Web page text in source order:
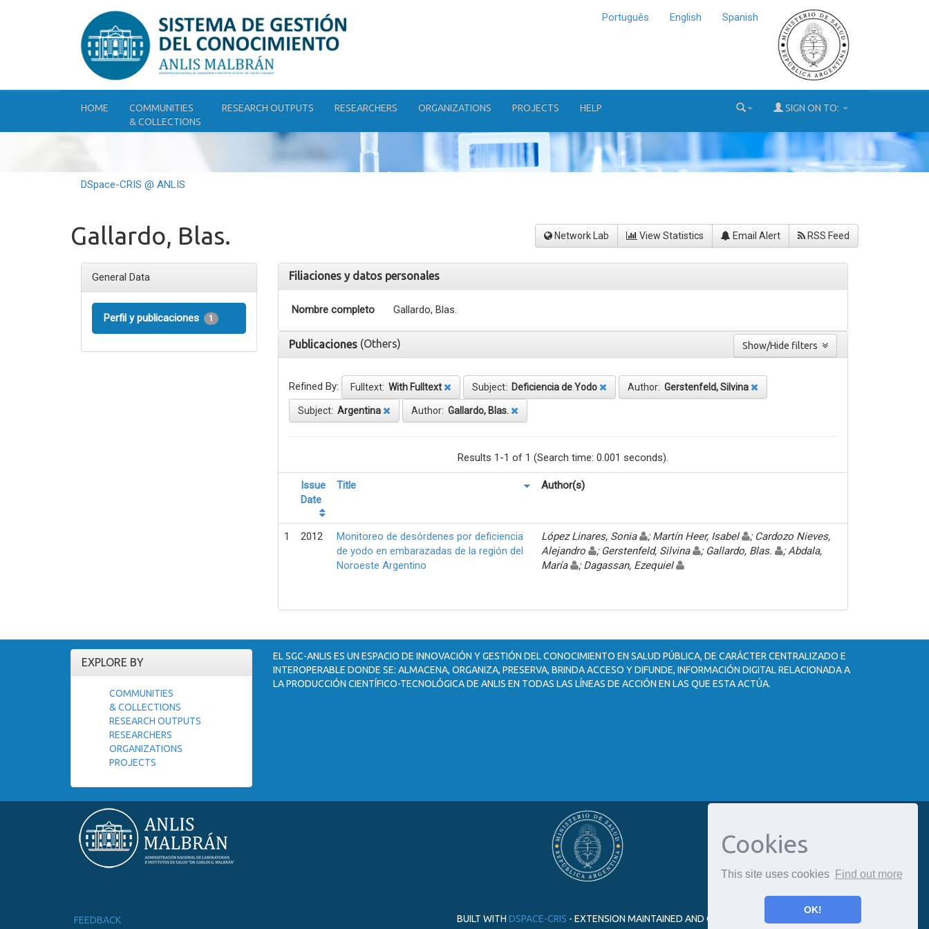
Cookies
This site uses cookies Find out more
OK!
Português English Spanish
HOME
COMMUNITIES
& COLLECTIONS
RESEARCH OUTPUTS RESEARCHERS ORGANIZATIONS PROJECTS HELP SIGN ON TO:
DSpace-CRIS @ ANLIS
Gallardo, Blas. Network Lab View Statistics Email Alert RSS Feed
General Data
Perfil y publicaciones 1
Filiaciones y datos personales
Nombre completo Gallardo, Blas.
Publicaciones (Others)
Refined By: Fulltext: With Fulltext Subject: Deficiencia de Yodo Author: Gerstenfeld, Silvina
Subject: Argentina Author: Gallardo, Blas.
Results 1-1 of 1 (Search time: 0.001 seconds).
Issue
Date
Title Author(s)
1 2012
Monitoreo de desórdenes por deficiencia
de yodo en embarazadas de la región del
Noroeste Argentino
López Linares, Sonia ; Martín Heer, Isabel
; Cardozo Nieves,
Alejandro
; Gerstenfeld, Silvina ; Gallardo, Blas.
; Abdala,
María
; Dagassan, Ezequiel
EXPLORE BY
COMMUNITIES
& COLLECTIONS
RESEARCH OUTPUTS
RESEARCHERS
ORGANIZATIONS
PROJECTS
EL SGC-ANLIS ES UN ESPACIO DE INNOVACIÓN Y GESTIÓN DEL CONOCIMIENTO EN SALUD PÚBLICA, DE CARÁCTER CENTRALIZADO E
INTEROPERABLE DONDE SE: ALMACENA, ORGANIZA, PRESERVA, BRINDA ACCESO Y DIFUNDE, INFORMACIÓN DIGITAL RELACIONADA A
LA PRODUCCIÓN CIENTÍFICO-TECNOLÓGICA DE ANLIS EN TODAS LAS LÍNEAS DE ACCIÓN EN LAS QUE ESTA ACTÚA.
FEEDBACK BUILT WITH DSPACE-CRIS - EXTENSION MAINTAINED AND OPTIMIZED BY